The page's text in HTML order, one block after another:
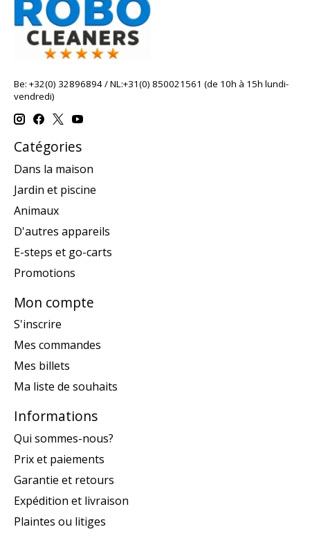
Be: +32(0) 32896894 / NL:+31(0) 850021561 (de 10h à 15h lundi-
vendredi)
Catégories
Dans la maison
Jardin et piscine
Animaux
D'autres appareils
E-steps et go-carts
Promotions
Mon compte
S'inscrire
Mes commandes
Mes billets
Ma liste de souhaits
Informations
Qui sommes-nous?
Prix et paiements
Garantie et retours
Expédition et livraison
Plaintes ou litiges